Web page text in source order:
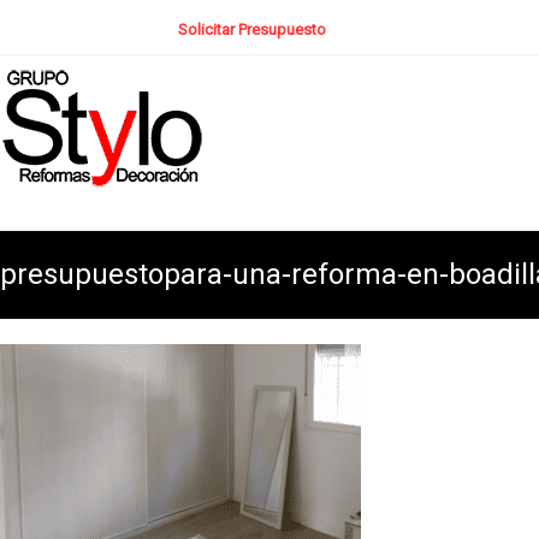
Solicitar Presupuesto
presupuestopara-una-reforma-en-